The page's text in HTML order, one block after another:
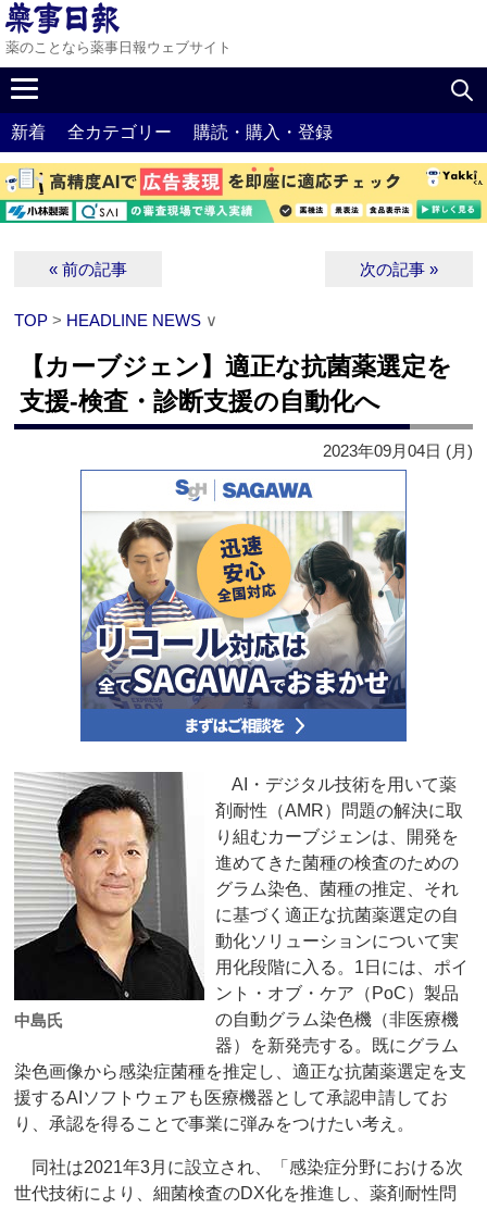
薬のことなら薬事日報ウェブサイト
新着 全カテゴリー 購読・購入・登録
« 前の記事 次の記事 »
TOP > HEADLINE NEWS ∨
【カーブジェン】適正な抗菌薬選定を
支援‐検査・診断支援の自動化へ
2023年09月04日 (月)
中島氏
AI・デジタル技術を用いて薬
剤耐性（AMR）問題の解決に取
り組むカーブジェンは、開発を
進めてきた菌種の検査のための
グラム染色、菌種の推定、それ
に基づく適正な抗菌薬選定の自
動化ソリューションについて実
用化段階に入る。1日には、ポイ
ント・オブ・ケア（PoC）製品
の自動グラム染色機（非医療機
器）を新発売する。既にグラム
染色画像から感染症菌種を推定し、適正な抗菌薬選定を支
援するAIソフトウェアも医療機器として承認申請してお
り、承認を得ることで事業に弾みをつけたい考え。
同社は2021年3月に設立され、「感染症分野における次
世代技術により、細菌検査のDX化を推進し、薬剤耐性問